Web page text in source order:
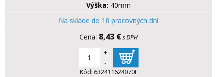
Výška: 40mm
Na sklade do 10 pracovných dní
8,43 €s DPH
+
-
Kód: 632411624070F